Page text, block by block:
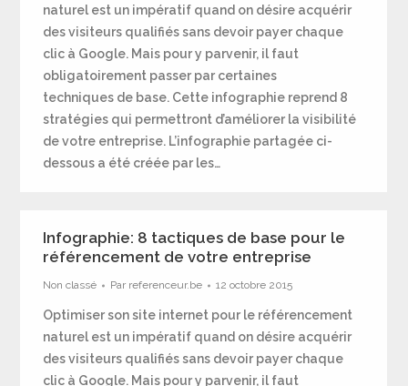
naturel est un impératif quand on désire acquérir
des visiteurs qualifiés sans devoir payer chaque
clic à Google. Mais pour y parvenir, il faut
obligatoirement passer par certaines
techniques de base. Cette infographie reprend 8
stratégies qui permettront d’améliorer la visibilité
de votre entreprise. L’infographie partagée ci-
dessous a été créée par les…
Infographie: 8 tactiques de base pour le
référencement de votre entreprise
Non classé Par referenceur.be 12 octobre 2015
Optimiser son site internet pour le référencement
naturel est un impératif quand on désire acquérir
des visiteurs qualifiés sans devoir payer chaque
clic à Google. Mais pour y parvenir, il faut